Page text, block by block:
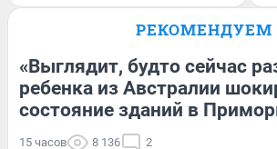
РЕКОМЕНДУЕМ
«Выглядит, будто сейчас
ребенка из Австралии
состояние зданий в
15 часов 8 136 2